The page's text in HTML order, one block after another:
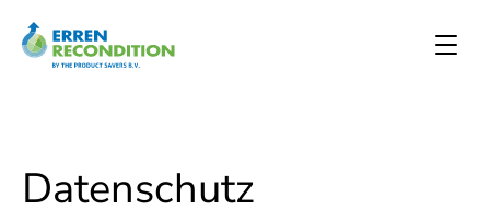
Datenschutz